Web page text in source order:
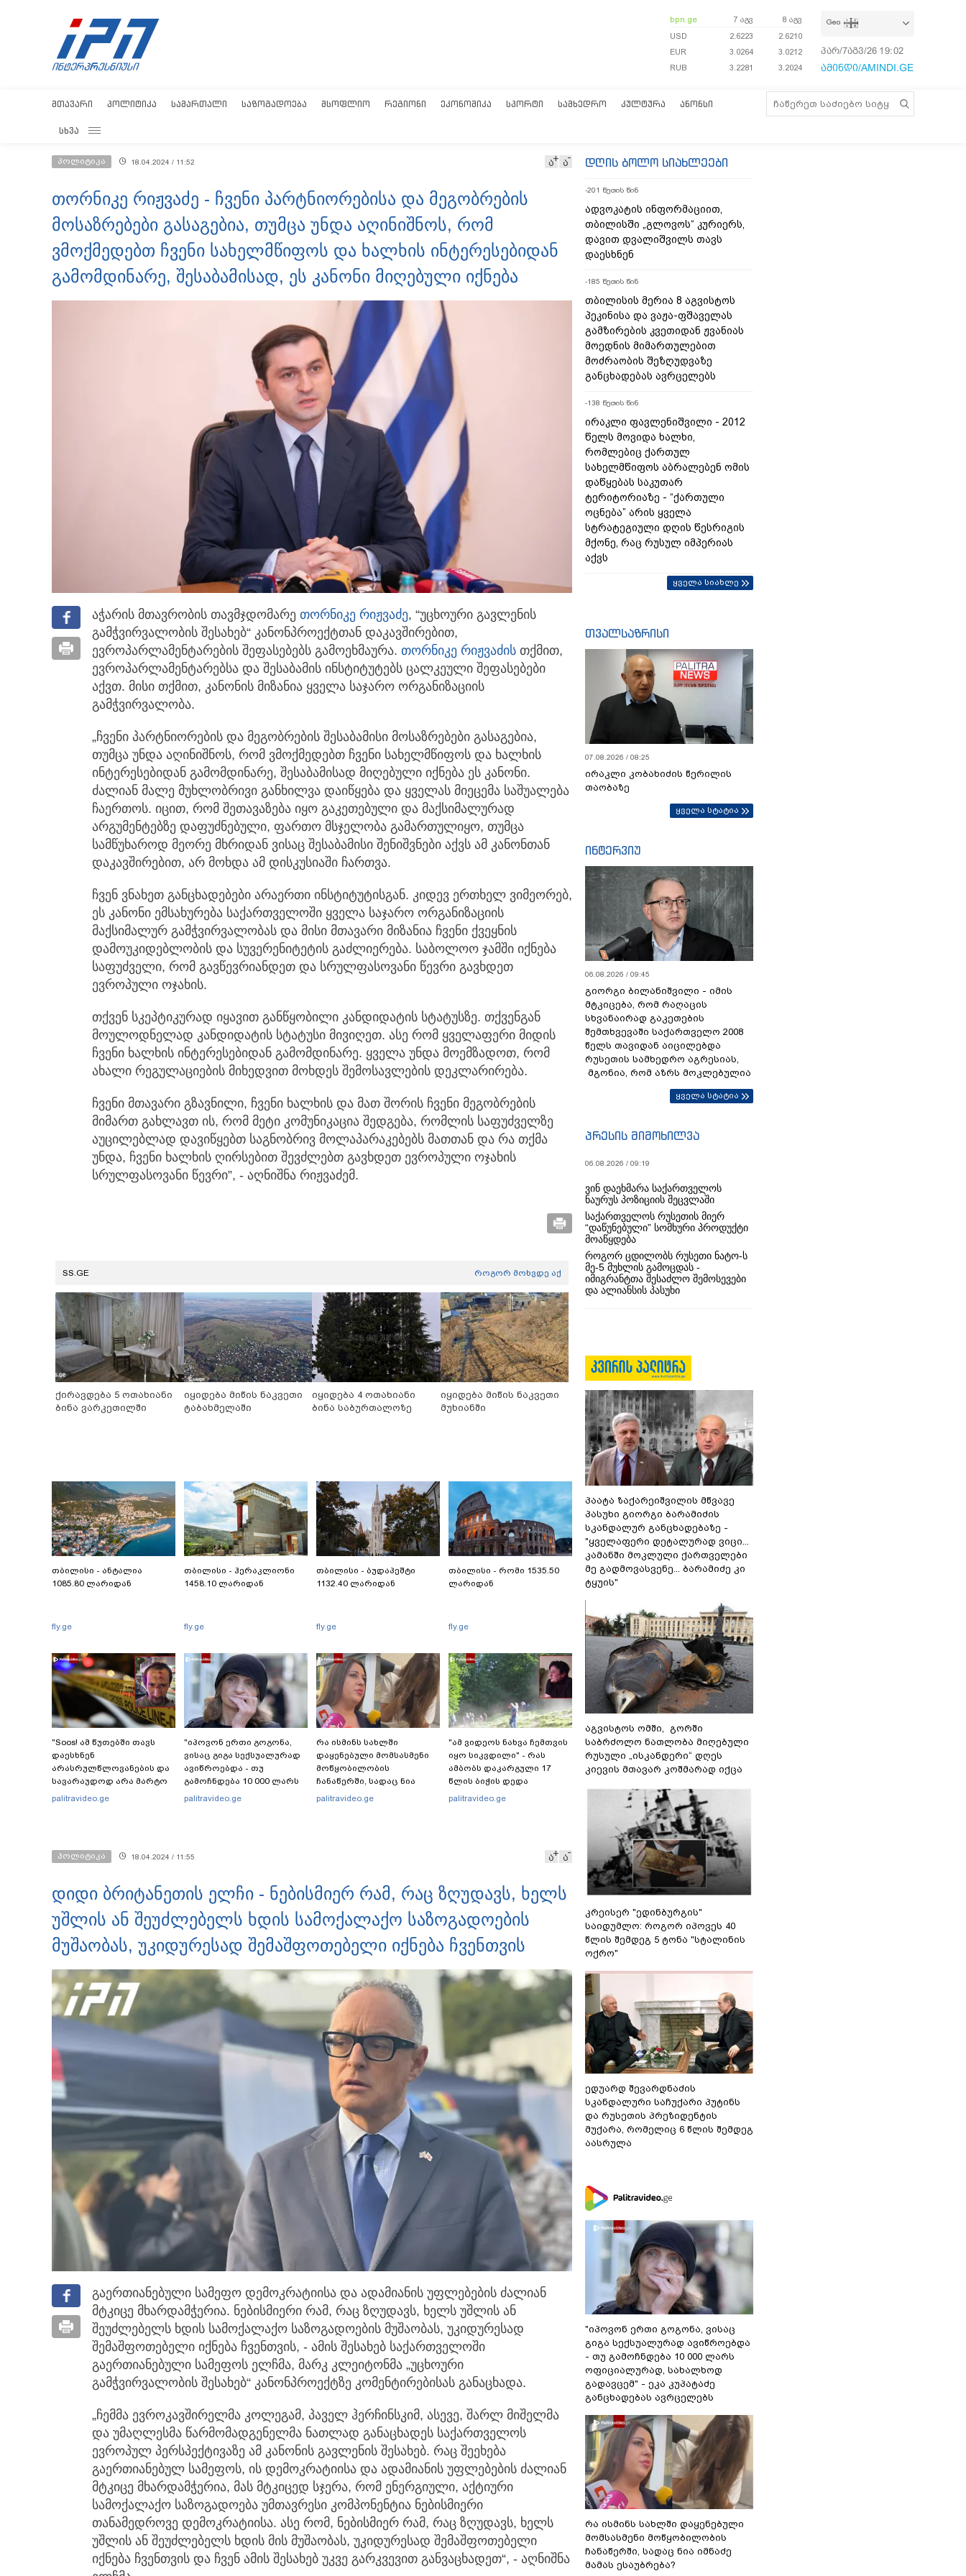
bpn.ge 7 აგვ
8 აგვ
USD
2.6223
2.6210
EUR
3.0264
3.0212
RUB
3.2281 3.2024
Geo
პარ/7აგვ/26 19:02:35
ამინდი/AMINDI.GE
ᲛᲗᲐᲕᲐᲠᲘ ᲞᲝᲚᲘᲢᲘᲙᲐ ᲡᲐᲛᲐᲠᲗᲐᲚᲘ ᲡᲐᲖᲝᲒᲐᲓᲝᲔᲑᲐ ᲛᲡᲝᲤᲚᲘᲝ ᲠᲔᲒᲘᲝᲜᲘ ᲔᲙᲝᲜᲝᲛᲘᲙᲐ ᲡᲞᲝᲠᲢᲘ ᲡᲐᲛᲮᲔᲓᲠᲝ ᲙᲣᲚᲢᲣᲠᲐ ᲐᲜᲝᲜᲡᲘ
ᲡᲮᲕᲐ
პოლიტიკა 18.04.2024 / 11:52 ა ა
თორნიკე რიჟვაძე - ჩვენი პარტნიორებისა და მეგობრების
მოსაზრებები გასაგებია, თუმცა უნდა აღინიშნოს, რომ
ვმოქმედებთ ჩვენი სახელმწიფოს და ხალხის ინტერესებიდან
გამომდინარე, შესაბამისად, ეს კანონი მიღებული იქნება
აჭარის მთავრობის თავმჯდომარე თორნიკე რიჟვაძე, “უცხოური გავლენის
გამჭვირვალობის შესახებ“ კანონპროექტთან დაკავშირებით,
ევროპარლამენტარების შეფასებებს გამოეხმაურა. თორნიკე რიჟვაძის თქმით,
ევროპარლამენტარებსა და შესაბამის ინსტიტუტებს ცალკეული შეფასებები
აქვთ. მისი თქმით, კანონის მიზანია ყველა საჯარო ორგანიზაციის
გამჭვირვალობა.
„ჩვენი პარტნიორების და მეგობრების შესაბამისი მოსაზრებები გასაგებია,
თუმცა უნდა აღინიშნოს, რომ ვმოქმედებთ ჩვენი სახელმწიფოს და ხალხის
ინტერესებიდან გამომდინარე, შესაბამისად მიღებული იქნება ეს კანონი.
ძალიან მალე მუხლობრივი განხილვა დაიწყება და ყველას მიეცემა საშუალება
ჩაერთოს. იცით, რომ შეთავაზება იყო გაკეთებული და მაქსიმალურად
არგუმენტებზე დაფუძნებული, ფართო მსჯელობა გამართულიყო, თუმცა
სამწუხაროდ მეორე მხრიდან ვისაც შესაბამისი შენიშვნები აქვს ამ კანონთან
დაკავშირებით, არ მოხდა ამ დისკუსიაში ჩართვა.
ჩვენ ვნახეთ განცხადებები არაერთი ინსტიტუტისგან. კიდევ ერთხელ ვიმეორებ,
ეს კანონი ემსახურება საქართველოში ყველა საჯარო ორგანიზაციის
მაქსიმალურ გამჭვირვალობას და მისი მთავარი მიზანია ჩვენი ქვეყნის
დამოუკიდებლობის და სუვერენიტეტის გაძლიერება. საბოლოო ჯამში იქნება
საფუძველი, რომ გავწევრიანდეთ და სრულფასოვანი წევრი გავხდეთ
ევროპული ოჯახის.
თქვენ სკეპტიკურად იყავით განწყობილი კანდიდატის სტატუსზე. თქვენგან
მოულოდნელად კანდიდატის სტატუსი მივიღეთ. ასე რომ ყველაფერი მიდის
ჩვენი ხალხის ინტერესებიდან გამომდინარე. ყველა უნდა მოემზადოთ, რომ
ახალი რეგულაციების მიხედვით მოხდეს შემოსავლების დეკლარირება.
ჩვენი მთავარი გზავნილი, ჩვენი ხალხის და მათ შორის ჩვენი მეგობრების
მიმართ გახლავთ ის, რომ მეტი კომუნიკაცია შედგება, რომლის საფუძველზე
აუცილებლად დავიწყებთ საგნობრივ მოლაპარაკებებს მათთან და რა თქმა
უნდა, ჩვენი ხალხის ღირსებით შევძლებთ გავხდეთ ევროპული ოჯახის
სრულფასოვანი წევრი”, - აღნიშნა რიჟვაძემ.
SS.GE როგორ მოხვდე აქ
ქირავდება 5 ოთახიანი
ბინა ვარკეთილში
იყიდება მიწის ნაკვეთი
ტაბახმელაში
იყიდება 4 ოთახიანი
ბინა საბურთალოზე
იყიდება მიწის ნაკვეთი
მუხიანში
თბილისი - ანტალია
1085.80 ლარიდან
fly.ge
თბილისი - ჰერაკლიონი
1458.10 ლარიდან
fly.ge
თბილისი - ბუდაპეშტი
1132.40 ლარიდან
fly.ge
თბილისი - რომი 1535.50
ლარიდან
fly.ge
"Soos! ამ წუთებში თავს
დაესხნენ
არასრულწლოვანების და
სავარაუდოდ არა მარტო
არასრულწლოვანების
palitravideo.ge
"იპოვონ ერთი გოგონა,
ვისაც გიგა სექსუალურად
ავიწროებდა - თუ
გამოჩნდება 10 000 ლარს
ოფიციალურად,
palitravideo.ge
რა ისმინს სახლში
დაყენებული მომსასმენი
მოწყობილობის
ჩანაწერში, სადაც ნია
იმნაძე მამას ესაუბრება?
palitravideo.ge
"ამ ვიდეოს ნახვა ჩემთვის
იყო სიკვდილი" - რას
ამბობს დაკარგული 17
წლის ბიჭის დედა
ვიდეოკადრებზე, სადაც
palitravideo.ge
პოლიტიკა 18.04.2024 / 11:55 ა ა
დიდი ბრიტანეთის ელჩი - ნებისმიერ რამ, რაც ზღუდავს, ხელს
უშლის ან შეუძლებელს ხდის სამოქალაქო საზოგადოების
მუშაობას, უკიდურესად შემაშფოთებელი იქნება ჩვენთვის
გაერთიანებული სამეფო დემოკრატიისა და ადამიანის უფლებების ძალიან
მტკიცე მხარდამჭერია. ნებისმიერი რამ, რაც ზღუდავს, ხელს უშლის ან
შეუძლებელს ხდის სამოქალაქო საზოგადოების მუშაობას, უკიდურესად
შემაშფოთებელი იქნება ჩვენთვის, - ამის შესახებ საქართველოში
გაერთიანებული სამეფოს ელჩმა, მარკ კლეიტონმა „უცხოური
გამჭვირვალობის შესახებ“ კანონპროექტზე კომენტირებისას განაცხადა.
„ჩემმა ევროკავშირელმა კოლეგამ, პაველ ჰერჩინსკიმ, ასევე, შარლ მიშელმა
და უმაღლესმა წარმომადგენელმა ნათლად განაცხადეს საქართველოს
ევროპულ პერსპექტივაზე ამ კანონის გავლენის შესახებ. რაც შეეხება
გაერთიანებულ სამეფოს, ის დემოკრატიისა და ადამიანის უფლებების ძალიან
მტკიცე მხარდამჭერია, მას მტკიცედ სჯერა, რომ ენერგიული, აქტიური
სამოქალაქო საზოგადოება უმთავრესი კომპონენტია ნებისმიერი
თანამედროვე დემოკრატიისა. ასე რომ, ნებისმიერ რამ, რაც ზღუდავს, ხელს
უშლის ან შეუძლებელს ხდის მის მუშაობას, უკიდურესად შემაშფოთებელი
იქნება ჩვენთვის და ჩვენ ამის შესახებ უკვე გარკვევით განვაცხადეთ“, - აღნიშნა
დღის ბოლო სიახლეები
-201 წუთის წინ
ადვოკატის ინფორმაციით,
თბილისში „გლოვოს“ კურიერს,
დავით დვალიშვილს თავს
დაესხნენ
-185 წუთის წინ
თბილისის მერია 8 აგვისტოს
პეკინისა და ვაჟა-ფშაველას
გამზირების კვეთიდან ჟვანიას
მოედნის მიმართულებით
მოძრაობის შეზღუდვაზე
განცხადებას ავრცელებს
-138 წუთის წინ
ირაკლი ფავლენიშვილი - 2012
წელს მოვიდა ხალხი,
რომლებიც ქართულ
სახელმწიფოს აბრალებენ ომის
დაწყებას საკუთარ
ტერიტორიაზე - “ქართული
ოცნება” არის ყველა
სტრატეგიული დღის წესრიგის
მქონე, რაც რუსულ იმპერიას
აქვს
ყველა სიახლე
თვალსაზრისი
07.08.2026 / 08:25
ირაკლი კობახიძის წერილის
თაობაზე
ყველა სტატია
ინტერვიუ
06.08.2026 / 09:45
გიორგი ბილანიშვილი - იმის
მტკიცება, რომ რაღაცის
სხვანაირად გაკეთების
შემთხვევაში საქართველო 2008
წელს თავიდან აიცილებდა
რუსეთის სამხედრო აგრესიას,
მგონია, რომ აზრს მოკლებულია
ყველა სტატია
პრესის მიმოხილვა
06.08.2026 / 09:19
ვინ დაეხმარა საქართველოს
ნაურუს პოზიციის შეცვლაში
საქართველოს რუსეთის მიერ
“დაწუნებული” სომხური პროდუქტი
მოაწყდება
როგორ ცდილობს რუსეთი ნატო-ს
მე-5 მუხლის გამოცდას -
იმიგრანტთა შესაძლო შემოსევები
და ალიანსის პასუხი
პაატა ზაქარეიშვილის მწვავე
პასუხი გიორგი ბარამიძის
სკანდალურ განცხადებაზე -
"ყველაფერი დეტალურად ვიცი...
კამანში მოკლული ქართველები
მე გადმოვასვენე... ბარამიძე კი
ტყუის"
აგვისტოს ომში, გორში
საბრძოლო ნათლობა მიღებული
რუსული „ისკანდერი“ დღეს
კიევის მთავარ კოშმარად იქცა
კრეისერ "ედინბურგის"
საიდუმლო: როგორ იპოვეს 40
წლის შემდეგ 5 ტონა "სტალინის
ოქრო"
ედუარდ შევარდნაძის
სკანდალური საჩუქარი პუტინს
და რუსეთის პრეზიდენტის
მუქარა, რომელიც 6 წლის შემდეგ
აასრულა
"იპოვონ ერთი გოგონა, ვისაც
გიგა სექსუალურად ავიწროებდა
- თუ გამოჩნდება 10 000 ლარს
ოფიციალურად, სახალხოდ
გადავცემ" - ეკა კუპატაძე
განცხადებას ავრცელებს
რა ისმინს სახლში დაყენებული
მომსასმენი მოწყობილობის
ჩანაწერში, სადაც ნია იმნაძე
მამას ესაუბრება?